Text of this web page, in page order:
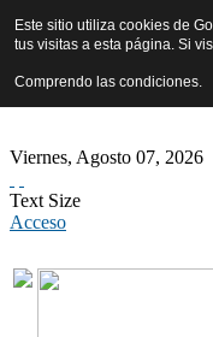
Viernes, Agosto 07, 2026
Text Size
Acceso
Este sitio utiliza cookies de
tus visitas a esta página. Si
Comprendo las condiciones.